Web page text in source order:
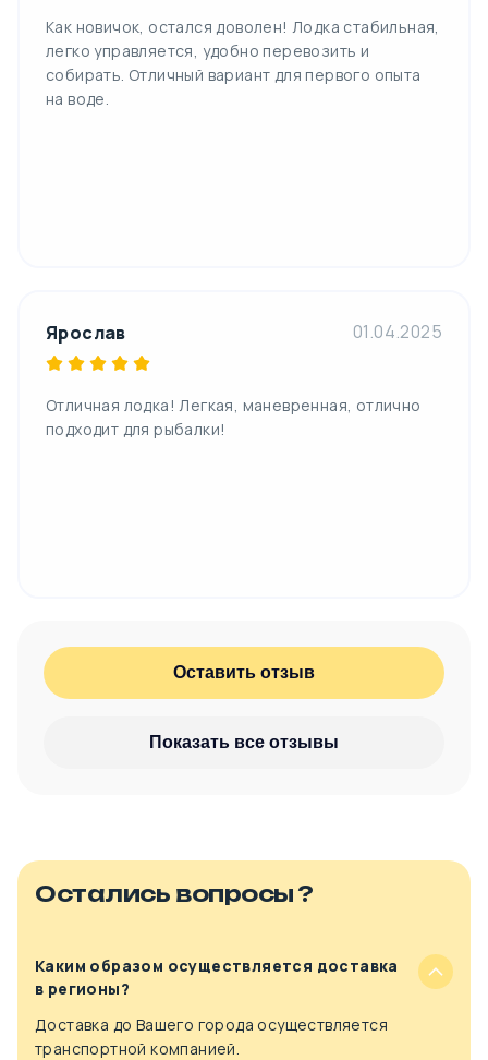
Как новичок, остался доволен! Лодка стабильная,
легко управляется, удобно перевозить и
собирать. Отличный вариант для первого опыта
на воде.
Ярослав 01.04.2025
Отличная лодка! Легкая, маневренная, отлично
подходит для рыбалки!
Оставить отзыв
Показать все отзывы
Остались вопросы ?
Каким образом осуществляется доставка
в регионы?
Доставка до Вашего города осуществляется
транспортной компанией.